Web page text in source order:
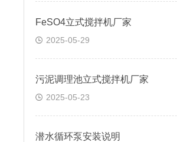
FeSO4立式搅拌机厂家
2025-05-29
污泥调理池立式搅拌机厂家
2025-05-23
潜水循环泵安装说明